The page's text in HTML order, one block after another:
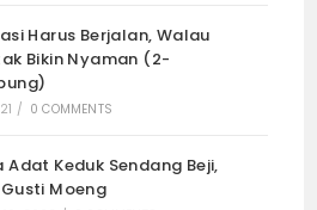
Harus Berjalan, Walau
Bikin Nyaman (2-
/ 0 COMMENTS
Adat Keduk Sendang Beji,
Moeng